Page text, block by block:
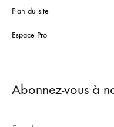
Plan du site
Espace Pro
Abonnez-vous à